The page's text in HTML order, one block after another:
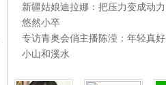
新疆姑娘迪拉娜：把压力变成动力
悠然小卒
专访青奥会俏主播陈滢：年轻真好
小山和溪水